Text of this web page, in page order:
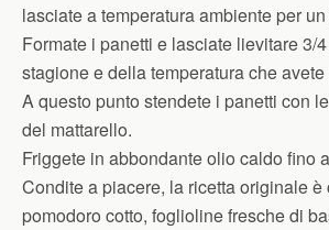
lasciate a temperatura ambiente per un
Formate i panetti e lasciate lievitare 3/
stagione e della temperatura che
A questo punto stendete i panetti con
del mattarello.
Friggete in abbondante olio caldo fino
Condite a piacere, la ricetta originale è
pomodoro cotto, foglioline fresche di